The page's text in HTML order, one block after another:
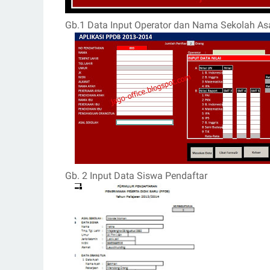
Gb.1 Data Input Operator dan Nama Sekolah
Gb. 2 Input Data Siswa Pendaftar